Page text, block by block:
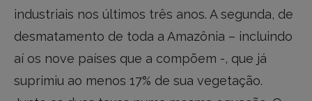
industriais nos últimos três anos. A segunda, de
desmatamento de toda a Amazônia – incluindo
aí os nove países que a compõem -, que já
suprimiu ao menos 17% de sua vegetação.